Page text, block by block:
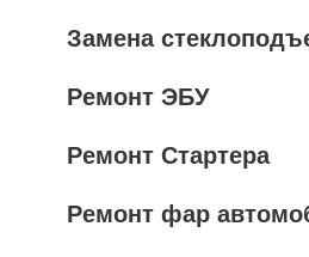
Замена
Ремонт ЭБУ
Ремонт Стартера
Ремонт фар